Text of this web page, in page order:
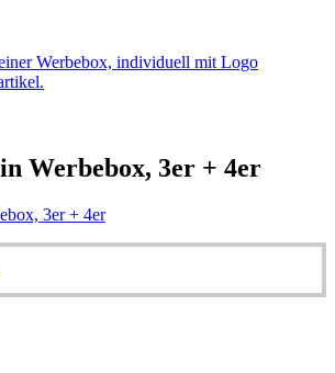
Werbebox, 3er + 4er
3er + 4er